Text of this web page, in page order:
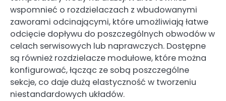
wspomnieć o rozdzielaczach z wbudowanymi
zaworami odcinającymi, które umożliwiają łatwe
odcięcie dopływu do poszczególnych obwodów w
celach serwisowych lub naprawczych. Dostępne
są również rozdzielacze modułowe, które można
konfigurować, łącząc ze sobą poszczególne
sekcje, co daje dużą elastyczność w tworzeniu
niestandardowych układów.